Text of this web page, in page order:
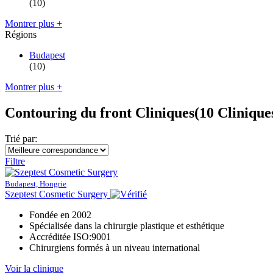
(10)
Montrer plus +
Régions
Budapest
(10)
Montrer plus +
Contouring du front Cliniques(10
Trié par:
Filtre
Budapest, Hongrie
Szeptest Cosmetic Surgery
Fondée en 2002
Spécialisée dans la chirurgie plastique et esthétique
Accréditée ISO:9001
Chirurgiens formés à un niveau international
Voir la clinique